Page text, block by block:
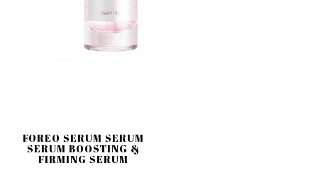
FOREO SERUM SERUM
SERUM BOOSTING &
FIRMING SERUM